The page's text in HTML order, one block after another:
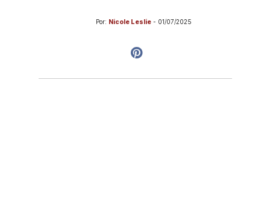
Por: Nicole Leslie - 01/07/2025